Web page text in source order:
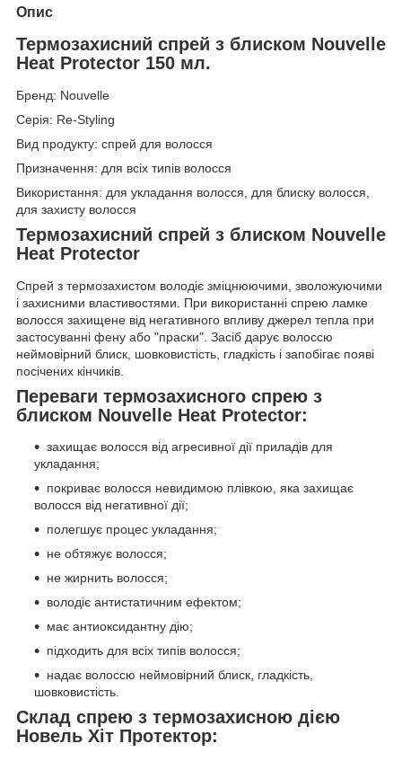
Опис
Термозахисний спрей з блиском Nouvelle
Heat Protector 150 мл.
Бренд: Nouvelle
Серія: Re-Styling
Вид продукту: спрей для волосся
Призначення: для всіх типів волосся
Використання: для укладання волосся, для блиску волосся,
для захисту волосся
Термозахисний спрей з блиском Nouvelle
Heat Protector
Спрей з термозахистом володіє зміцнюючими, зволожуючими
і захисними властивостями. При використанні спрею ламке
волосся захищене від негативного впливу джерел тепла при
застосуванні фену або "праски". Засіб дарує волоссю
неймовірний блиск, шовковистість, гладкість і запобігає появі
посічених кінчиків.
Переваги термозахисного спрею з
блиском Nouvelle Heat Protector:
захищає волосся від агресивної дії приладів для
укладання;
покриває волосся невидимою плівкою, яка захищає
волосся від негативної дії;
полегшує процес укладання;
не обтяжує волосся;
не жирнить волосся;
володіє антистатичним ефектом;
має антиоксидантну дію;
підходить для всіх типів волосся;
надає волоссю неймовірний блиск, гладкість,
шовковистість.
Склад спрею з термозахисною дією
Новель Хіт Протектор: